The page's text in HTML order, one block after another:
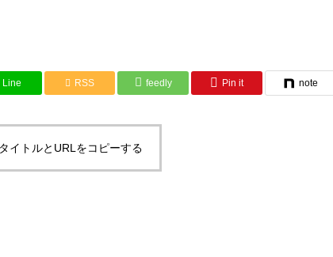
Line RSS feedly Pin it note
イトルとURLをコピーする